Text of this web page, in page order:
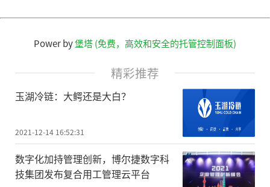
Power by堡塔 (免费，高效和安全的托管控制面板)
精彩推荐
玉湖冷链：大鳄还是大白？
2021-12-14 16:52:31
数字化加持管理创新，博尔捷数字科
技集团发布复合用工管理云平台